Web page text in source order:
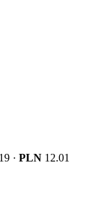
· PLN 12.01